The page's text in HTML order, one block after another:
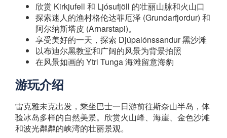
欣赏 Kirkjufell 和 Ljósufjöll 的壮丽山脉和火山口
探索迷人的渔村格伦达菲厄泽 (Grundarfjordur) 和
阿尔纳斯塔皮 (Arnarstapi)。
享受美好的一天，探索 Djúpalónssandur 黑沙滩
以布迪尔黑教堂和广阔的风景为背景拍照
在风景如画的 Ytri Tunga 海滩留意海豹
游玩介绍
雷克雅未克出发，乘坐巴士一日游前往斯奈山半岛，体
验冰岛多样的自然美景。欣赏火山峰、海崖、金色沙滩
和波光粼粼的峡湾的壮丽景观。